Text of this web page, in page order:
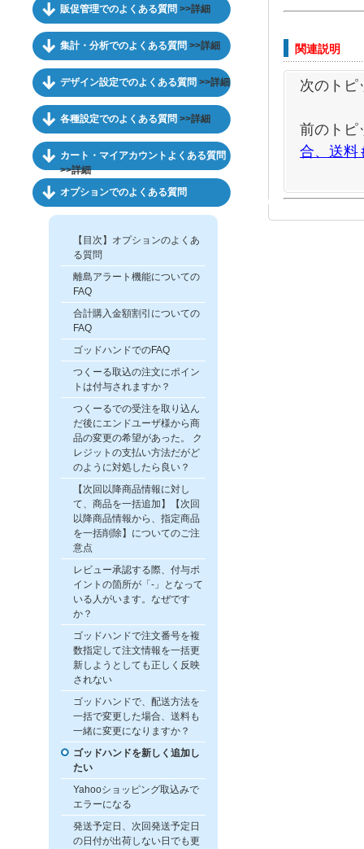
販促管理でのよくある質問 >>詳細
集計・分析でのよくある質問 >>詳細
デザイン設定でのよくある質問 >>詳細
各種設定でのよくある質問 >>詳細
カート・マイアカウントよくある質問
>>詳細
オプションでのよくある質問
【目次】オプションのよくあ
る質問
離島アラート機能についての
FAQ
合計購入金額割引についての
FAQ
ゴッドハンドでのFAQ
つくーる取込の注文にポイン
トは付与されますか？
つくーるでの受注を取り込ん
だ後にエンドユーザ様から商
品の変更の希望があった。 ク
レジットの支払い方法だがど
のように対処したら良い？
【次回以降商品情報に対し
て、商品を一括追加】【次回
以降商品情報から、指定商品
を一括削除】についてのご注
意点
レビュー承認する際、付与ポ
イントの箇所が「-」となって
いる人がいます。なぜです
か？
ゴッドハンドで注文番号を複
数指定して注文情報を一括更
新しようとしても正しく反映
されない
ゴッドハンドで、配送方法を
一括で変更した場合、送料も
一緒に変更になりますか？
ゴッドハンドを新しく追加し
たい
Yahooショッピング取込みで
エラーになる
発送予定日、次回発送予定日
の日付が出荷しない日でも更
関連説明
次のトピ
前のトピ
合、送料